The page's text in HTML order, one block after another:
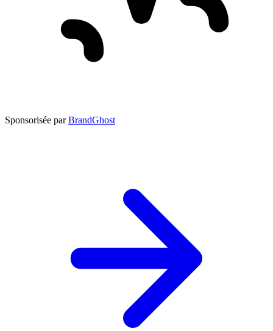
Sponsorisée par BrandGhost